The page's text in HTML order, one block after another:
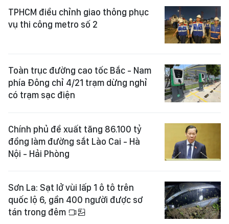
TPHCM điều chỉnh giao thông phục
vụ thi công metro số 2
Toàn trục đường cao tốc Bắc - Nam
phía Đông chỉ 4/21 trạm dừng nghỉ
có trạm sạc điện
Chính phủ đề xuất tăng 86.100 tỷ
đồng làm đường sắt Lào Cai - Hà
Nội - Hải Phòng
Sơn La: Sạt lở vùi lấp 1 ô tô trên
quốc lộ 6, gần 400 người được sơ
tán trong đêm